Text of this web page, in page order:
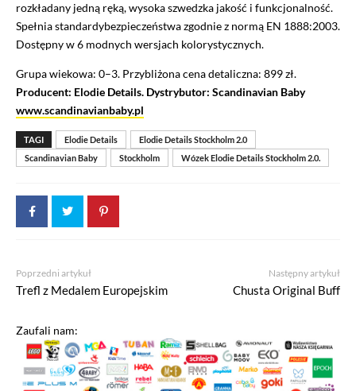
rozkładany jedną ręką, wysoka szwedzka jakość i funkcjonalność.
Spełnia standardybezpieczeństwa zgodnie z normą EN 1888:2003.
Dostępny w 6 modnych wersjach kolorystycznych.
Grupa wiekowa: 0–3. Przybliżona cena detaliczna: 899 zł.
Producent: Elodie Details. Dystrybutor: Scandinavian Baby
www.scandinavianbaby.pl
TAGI Elodie Details
Elodie Details Stockholm 2.0
Scandinavian Baby
Stockholm Wózek Elodie Details Stockholm 2.0.
Poprzedni artykuł
Trefl z Medalem Europejskim
Następny artykuł
Chusta Original Buff
Zaufali nam: